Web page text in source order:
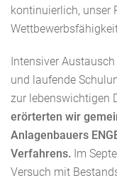
kontinuierlich, unser
Intensiver
und laufende
zur lebenswichtigen
erörterten wir
Anlagenbauers
Verfahrens. Im
Versuch mit